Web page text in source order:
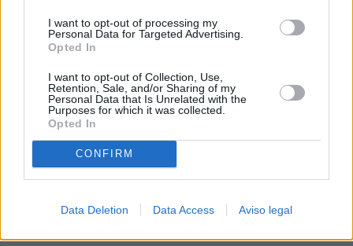
I want to opt-out of processing my
Personal Data for Targeted Advertising.
Opted In
I want to opt-out of Collection, Use,
Retention, Sale, and/or Sharing of my
Personal Data that Is Unrelated with the
Purposes for which it was collected.
Opted In
CONFIRM
Data Deletion Data Access Aviso legal